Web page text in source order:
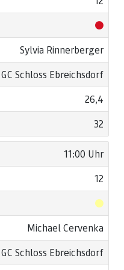
Sylvia Rinnerberger
GC Schloss Ebreichsdorf
26,4
32
11:00 Uhr
12
Michael Cervenka
GC Schloss Ebreichsdorf